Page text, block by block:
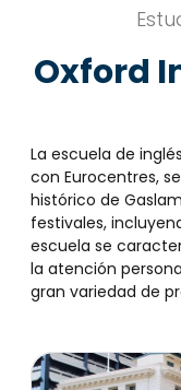
Oxford
La escuela de
con Eurocentres,
histórico de
festivales,
escuela se
la atención
gran variedad de